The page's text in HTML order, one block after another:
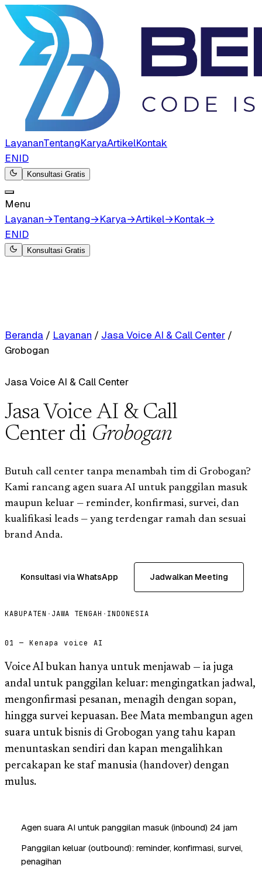
LayananTentangKaryaArtikelKontak
ENID
Konsultasi Gratis
Menu
Layanan→Tentang→Karya→Artikel→Kontak→
ENID
Konsultasi Gratis
Beranda / Layanan / Jasa Voice AI & Call Center /
Grobogan
Jasa Voice AI & Call Center
Jasa Voice AI & Call
Center di Grobogan
Butuh call center tanpa menambah tim di Grobogan?
Kami rancang agen suara AI untuk panggilan masuk
maupun keluar — reminder, konfirmasi, survei, dan
kualifikasi leads — yang terdengar ramah dan sesuai
brand Anda.
Konsultasi via WhatsApp Jadwalkan Meeting
KABUPATEN · JAWA TENGAH · INDONESIA
01 — Kenapa voice AI
Voice AI bukan hanya untuk menjawab — ia juga
andal untuk panggilan keluar: mengingatkan jadwal,
mengonfirmasi pesanan, menagih dengan sopan,
hingga survei kepuasan. Bee Mata membangun agen
suara untuk bisnis di Grobogan yang tahu kapan
menuntaskan sendiri dan kapan mengalihkan
percakapan ke staf manusia (handover) dengan
mulus.
Agen suara AI untuk panggilan masuk (inbound) 24 jam
Panggilan keluar (outbound): reminder, konfirmasi, survei,
penagihan